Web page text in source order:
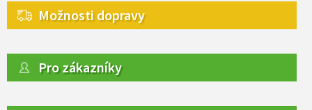
Možnosti dopravy
Pro zákazníky